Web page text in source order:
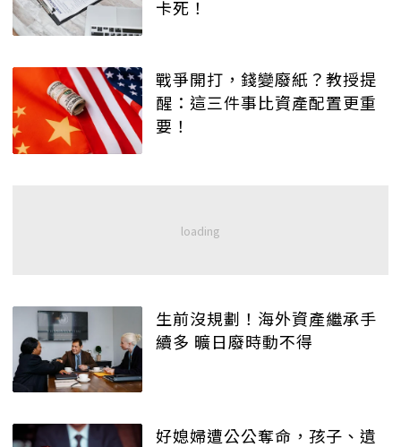
卡死！
戰爭開打，錢變廢紙？教授提
醒：這三件事比資產配置更重
要！
生前沒規劃！海外資產繼承手
續多 曠日廢時動不得
好媳婦遭公公奪命，孩子、遺